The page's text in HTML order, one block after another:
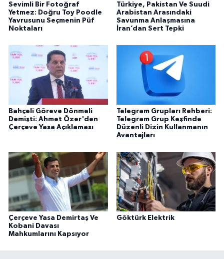
Sevimli Bir Fotoğraf
Yetmez: Doğru Toy Poodle
Yavrusunu Seçmenin Püf
Noktaları
Türkiye, Pakistan Ve Suudi
Arabistan Arasındaki
Savunma Anlaşmasına
İran’dan Sert Tepki
Bahçeli Göreve Dönmeli
Demişti: Ahmet Özer'den
Çerçeve Yasa Açıklaması
Telegram Grupları Rehberi:
Telegram Grup Keşfinde
Düzenli Dizin Kullanmanın
Avantajları
Çerçeve Yasa Demirtaş Ve
Kobani Davası
Mahkumlarını Kapsıyor
Göktürk Elektrik